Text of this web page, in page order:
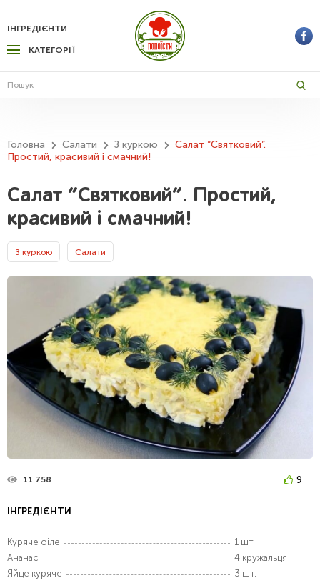
КАТЕГОРІЇ
ІНГРЕДІЄНТИ
Головна Салати З куркою
Салат “Святковий”.
Простий, красивий і смачний!
Салат “Святковий”. Простий,
красивий і смачний!
З куркою Салати
11 758 9
ІНГРЕДІЄНТИ
Куряче філе
1 шт.
Ананас
4 кружальця
Яйце куряче
3 шт.